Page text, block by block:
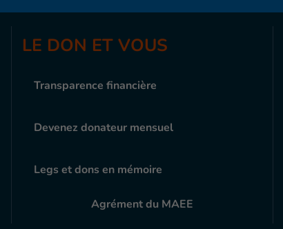
LE DON ET VOUS
Transparence financière
Devenez donateur mensuel
Legs et dons en mémoire
Agrément du MAEE